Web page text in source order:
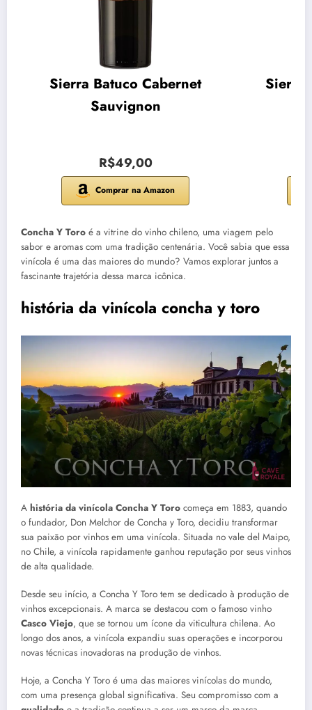
Sierra Batuco Cabernet
Sauvignon
R$49,00
Comprar na Amazon
Sierra
Concha Y Toro é a vitrine do vinho chileno, uma viagem pelo
sabor e aromas com uma tradição centenária. Você sabia que essa
vinícola é uma das maiores do mundo? Vamos explorar juntos a
fascinante trajetória dessa marca icônica.
história da vinícola concha y toro
A história da vinícola Concha Y Toro começa em 1883, quando
o fundador, Don Melchor de Concha y Toro, decidiu transformar
sua paixão por vinhos em uma vinícola. Situada no vale del Maipo,
no Chile, a vinícola rapidamente ganhou reputação por seus vinhos
de alta qualidade.
Desde seu início, a Concha Y Toro tem se dedicado à produção de
vinhos excepcionais. A marca se destacou com o famoso vinho
Casco Viejo, que se tornou um ícone da viticultura chilena. Ao
longo dos anos, a vinícola expandiu suas operações e incorporou
novas técnicas inovadoras na produção de vinhos.
Hoje, a Concha Y Toro é uma das maiores vinícolas do mundo,
com uma presença global significativa. Seu compromisso com a